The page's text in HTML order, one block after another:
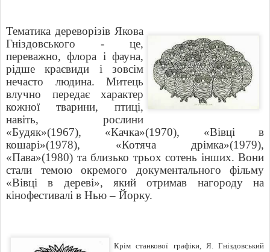
Тематика дереворізів Якова
Гніздовського - це,
переважно, флора і фауна,
рідше краєвиди і зовсім
нечасто людина.
Митець
влучно передає характер
кожної тварини, птиці,
навіть, рослини
«Будяк»(1967), «Качка»(1970), «Вівці в
кошарі»(1978), «Котяча дрімка»(1979),
«Пава»(1980) та близько трьох сотень інших. Вони
стали темою окремого документального фільму
«Вівці в дереві», який отримав нагороду на
кінофестивалі в Нью – Йорку.
Крім станкової графіки,Я. Гніздовський